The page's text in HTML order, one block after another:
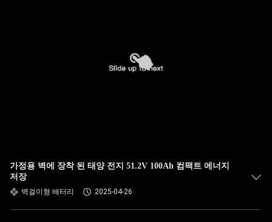
가정용 벽에 장착 된 태양 전지 51.2V 100Ah 컴팩트 에너지
저장
벽걸이형 배터리 2025-04-26